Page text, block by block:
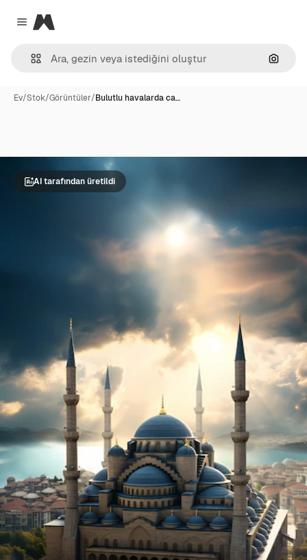
Close menu
Magnific
Ev/Stok/Görüntüler/Bulutlu havalarda ca…
AI tarafından üretildi